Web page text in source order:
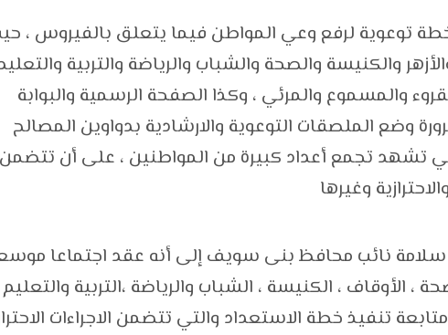
توعوية لرفع وعي المواطن فيما يتعلق بالفيروس ،
والكنيسة والصحة والشباب والرياضة والتربية
والمسموع والمرئي ، وكذا الصفحة الرسمية والبوابة
وضع الملصقات التوعوية والارشادية بدواوين المصالح
تشهد تجمع أعداد كبيرة من المواطنين ، على أن تتضمن
وغيرها
سلامة نائب محافظ بنى سويف إلى أنه عقد اجتماعا
الأوقاف ، الكنيسة ، الشباب والرياضة ،التربية والتعليم
تنفيذ خطة الاستعداد والتي تتضمن الاجراءات